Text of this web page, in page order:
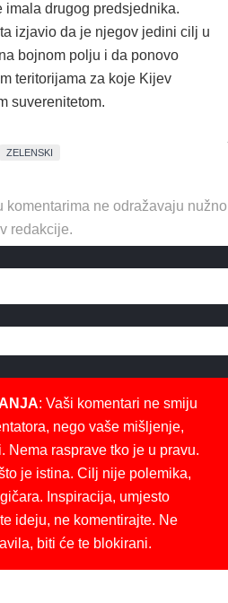
imala drugog predsjednika.
izjavio da je njegov jedini cilj u
bojnom polju i da ponovo
teritorijama za koje Kijev
suverenitetom.
ZELENSKI
komentarima ne odražavaju nužno
redakcije.
: Vaši komentari ne smiju
nego vaše mišljenje,
Nema rasprave tko je u pravu.
je istina. Cilj nije polemika,
Inspiracija, umjesto
ideju, ne komentirajte. Ne
biti će te blokirani.